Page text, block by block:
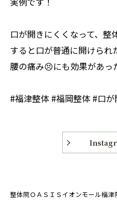
口が開きにくくなって、整
すると口が普通に開けら
腰の痛み😣にも効果があっ
#福津整体 #福岡整体 #口
整体院ＯＡＳＩＳイオンモール福津